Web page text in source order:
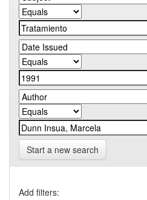
Start a new search
Add filters: